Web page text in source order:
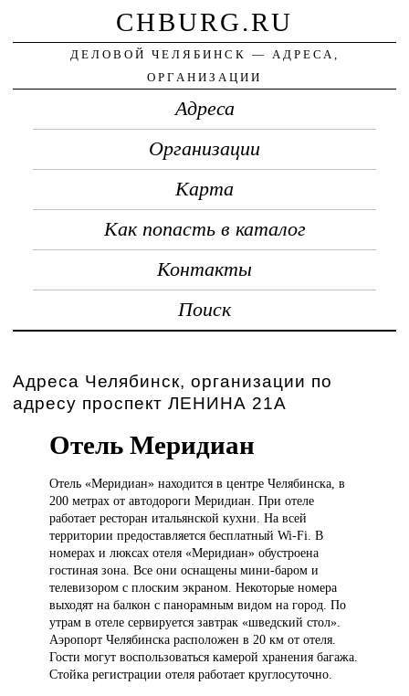
CHBURG.RU
ДЕЛОВОЙ ЧЕЛЯБИНСК — АДРЕСА,
ОРГАНИЗАЦИИ
Адреса
Организации
Карта
Как попасть в каталог
Контакты
Поиск
Адреса Челябинск, организации по
адресу проспект ЛЕНИНА 21А
Отель Меридиан
Отель «Меридиан»находится в центре Челябинска, в
200 метрах от автодороги Меридиан. При отеле
работает ресторан итальянской кухни. На всей
территории предоставляется бесплатный Wi-Fi. В
номерах и люксах отеля «Меридиан» обустроена
гостиная зона. Все они оснащены мини-баром и
телевизором с плоским экраном. Некоторые номера
выходят на балкон с панорамным видом на город. По
утрам в отеле сервируется завтрак «шведский стол».
Аэропорт Челябинска расположен в 20 км от отеля.
Гости могут воспользоваться камерой хранения багажа.
Стойка регистрации отеля работает круглосуточно.